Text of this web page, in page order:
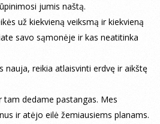
jumis naštą.
už kiekvieną veiksmą ir kiekvieną
savo sąmonėje ir kas neatitinka
nauja, reikia atlaisvinti erdvę ir aikštę
tam dedame pastangas. Mes
ir atėjo eilė žemiausiems planams.